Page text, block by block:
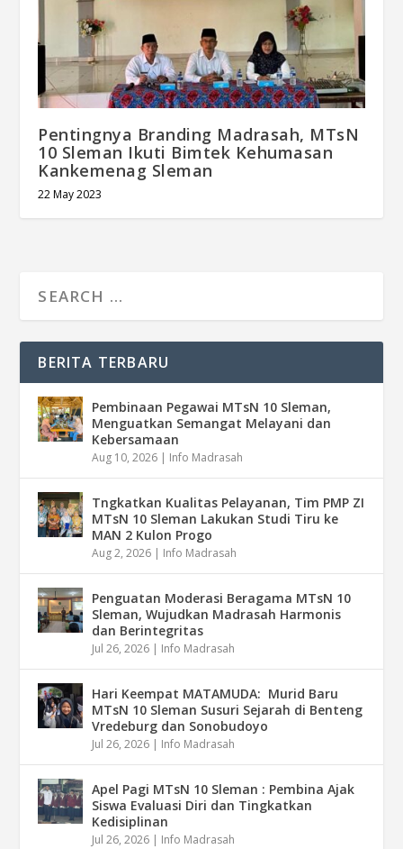
Pentingnya Branding Madrasah, MTsN
10 Sleman Ikuti Bimtek Kehumasan
Kankemenag Sleman
22 May 2023
BERITA TERBARU
Pembinaan Pegawai MTsN 10 Sleman,
Menguatkan Semangat Melayani dan
Kebersamaan
Aug 10, 2026 | Info Madrasah
Tngkatkan Kualitas Pelayanan, Tim PMP ZI
MTsN 10 Sleman Lakukan Studi Tiru ke
MAN 2 Kulon Progo
Aug 2, 2026 | Info Madrasah
Penguatan Moderasi Beragama MTsN 10
Sleman, Wujudkan Madrasah Harmonis
dan Berintegritas
Jul 26, 2026 | Info Madrasah
Hari Keempat MATAMUDA: Murid Baru
MTsN 10 Sleman Susuri Sejarah di Benteng
Vredeburg dan Sonobudoyo
Jul 26, 2026 | Info Madrasah
Apel Pagi MTsN 10 Sleman : Pembina Ajak
Siswa Evaluasi Diri dan Tingkatkan
Kedisiplinan
Jul 26, 2026 | Info Madrasah